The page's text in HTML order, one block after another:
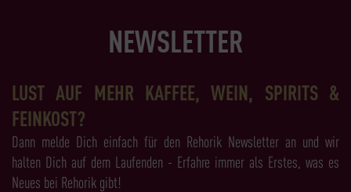
NEWSLETTER
LUST AUF MEHR KAFFEE, WEIN, SPIRITS &
FEINKOST?
Dann melde Dich einfach für den Rehorik Newsletter an und wir
halten Dich auf dem Laufenden - Erfahre immer als Erstes, was es
Neues bei Rehorik gibt!